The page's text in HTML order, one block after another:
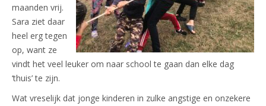
maanden vrij.
Sara ziet daar
heel erg tegen
op, want ze
vindt het veel leuker om naar school te gaan dan elke dag
‘thuis’ te zijn.
Wat vreselijk dat jonge kinderen in zulke angstige en onzekere